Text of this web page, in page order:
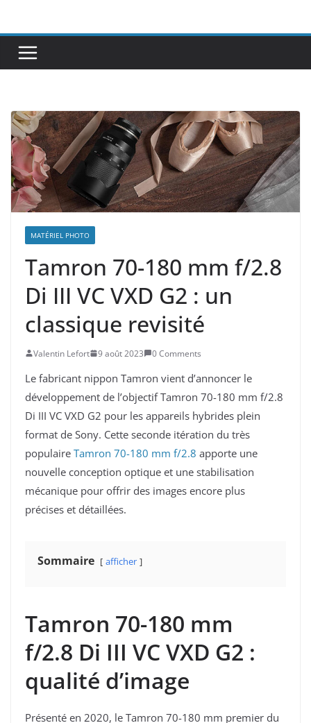
contenu
MATÉRIEL PHOTO
Tamron 70-180 mm f/2.8
Di III VC VXD G2 : un
classique revisité
Valentin Lefort 9 août 2023 0 Comments
Le fabricant nippon Tamron vient d’annoncer le
développement de l’objectif Tamron 70-180 mm f/2.8
Di III VC VXD G2 pour les appareils hybrides plein
format de Sony. Cette seconde itération du très
populaire Tamron 70-180 mm f/2.8 apporte une
nouvelle conception optique et une stabilisation
mécanique pour offrir des images encore plus
précises et détaillées.
Sommaire afficher
Tamron 70-180 mm
f/2.8 Di III VC VXD G2 :
qualité d’image
Présenté en 2020, le Tamron 70-180 mm premier du